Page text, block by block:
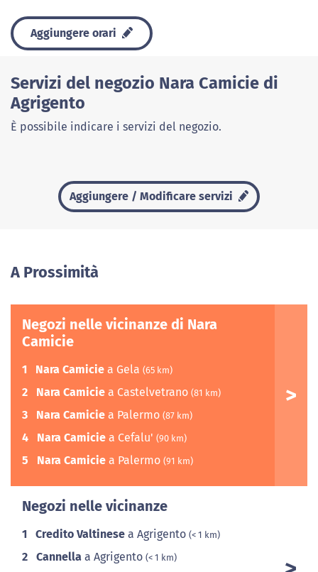
Aggiungere orari
Servizi del negozio Nara Camicie di
Agrigento
È possibile indicare i servizi del negozio.
Aggiungere / Modificare servizi
A Prossimità
Negozi nelle vicinanze di Nara
Camicie
1 Nara Camicie a Gela (65 km)
2 Nara Camicie a Castelvetrano (81 km)
3 Nara Camicie a Palermo (87 km)
4 Nara Camicie a Cefalu' (90 km)
5 Nara Camicie a Palermo (91 km)
Negozi nelle vicinanze
1 Credito Valtinese a Agrigento (< 1 km)
2 Cannella a Agrigento (< 1 km)